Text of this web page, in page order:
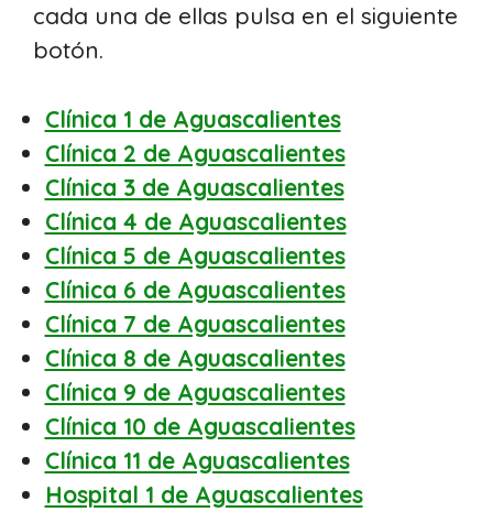
cada una de ellas pulsa en el siguiente
botón.
Clínica 1 de Aguascalientes
Clínica 2 de Aguascalientes
Clínica 3 de Aguascalientes
Clínica 4 de Aguascalientes
Clínica 5 de Aguascalientes
Clínica 6 de Aguascalientes
Clínica 7 de Aguascalientes
Clínica 8 de Aguascalientes
Clínica 9 de Aguascalientes
Clínica 10 de Aguascalientes
Clínica 11 de Aguascalientes
Hospital 1 de Aguascalientes